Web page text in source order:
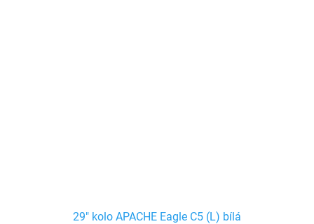
29" kolo APACHE Eagle C5 (L) bílá